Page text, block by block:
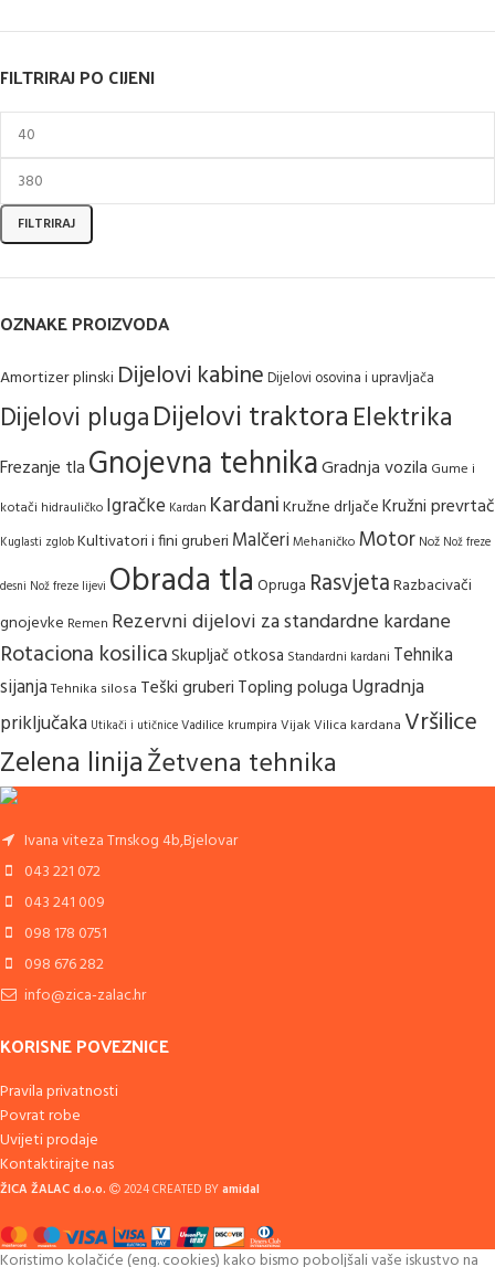
FILTRIRAJ PO CIJENI
FILTRIRAJ
OZNAKE PROIZVODA
Amortizer plinski Dijelovi kabine Dijelovi osovina i upravljača
Dijelovi plugaDijelovi traktoraElektrika
Frezanje tlaGnojevna tehnikaGradnja vozila Gume i
kotači hidrauličko Igračke Kardan KardaniKružne drljačeKružni prevrtač
Kuglasti zglobKultivatori i fini gruberi Malčeri Mehaničko Motor Nož Nož freze
desni Nož freze lijevi Obrada tla Opruga RasvjetaRazbacivači
gnojevke Remen Rezervni dijelovi za standardne kardane
Rotaciona kosilicaSkupljač otkosa Standardni kardani Tehnika
sijanja Tehnika silosa Teški gruberiTopling polugaUgradnja
priključaka Utikači i utičniceVadilice krumpira VijakVilica kardana Vršilice
Zelena linijaŽetvena tehnika
Ivana viteza Trnskog 4b,Bjelovar
043 221 072
043 241 009
098 178 0751
098 676 282
info@zica-zalac.hr
KORISNE POVEZNICE
Pravila privatnosti
Povrat robe
Uvijeti prodaje
Kontaktirajte nas
ŽICA ŽALAC d.o.o. 2024 CREATED BYamidal
Koristimo kolačiće (eng. cookies) kako bismo poboljšali vaše iskustvo na